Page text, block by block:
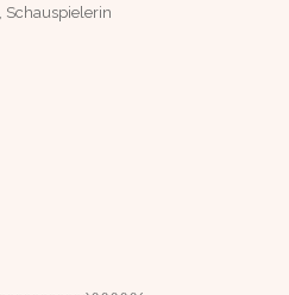
Schauspielerin